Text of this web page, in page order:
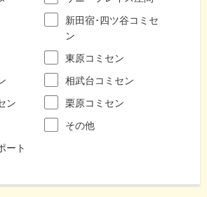
新田宿･四ツ谷コミセ
ン
東原コミセン
相武台コミセン
ン
栗原コミセン
その他
ート